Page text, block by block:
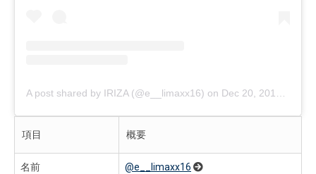
A post shared by IRIZA (@e__limaxx16) on Dec 20, 2018 at 1:55am PST
項目 概要
名前 @e__limaxx16